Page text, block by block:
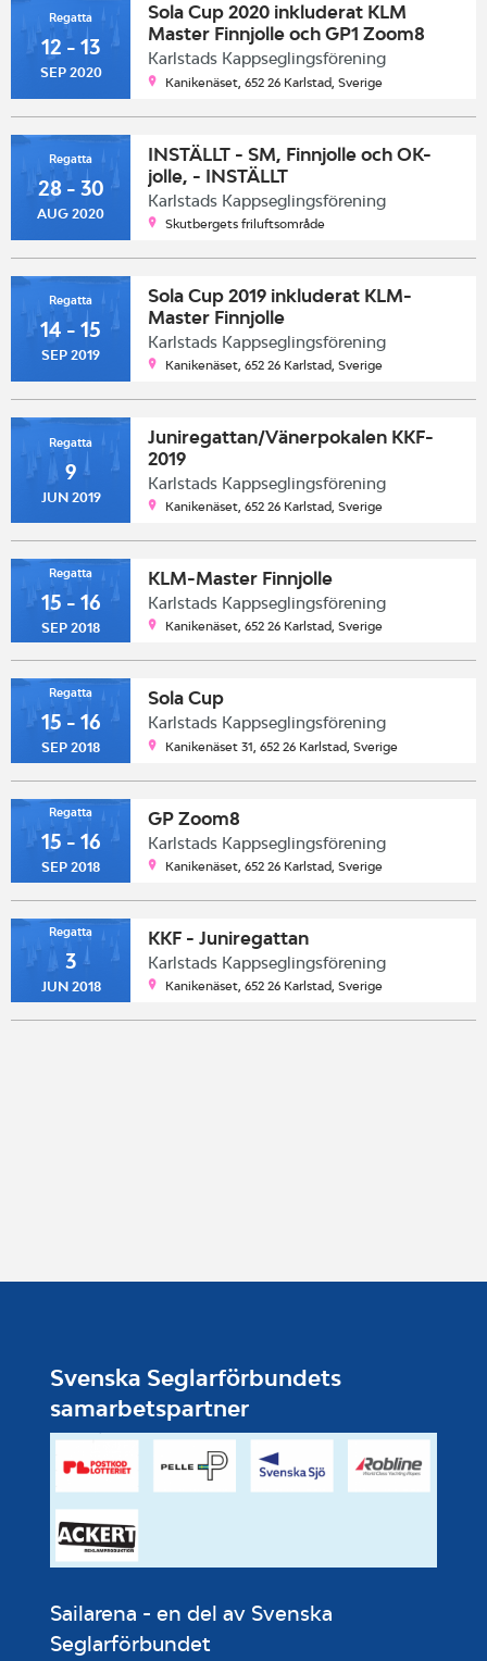
Regatta
12 - 13
SEP 2020
Sola Cup 2020 inkluderat KLM
Master Finnjolle och GP1 Zoom8
Karlstads Kappseglingsförening
Kanikenäset, 652 26 Karlstad, Sverige
Regatta
28 - 30
AUG 2020
INSTÄLLT - SM, Finnjolle och OK-
jolle, - INSTÄLLT
Karlstads Kappseglingsförening
Skutbergets friluftsområde
Regatta
14 - 15
SEP 2019
Sola Cup 2019 inkluderat KLM-
Master Finnjolle
Karlstads Kappseglingsförening
Kanikenäset, 652 26 Karlstad, Sverige
Regatta
9
JUN 2019
Juniregattan/Vänerpokalen KKF-
2019
Karlstads Kappseglingsförening
Kanikenäset, 652 26 Karlstad, Sverige
Regatta
15 - 16
SEP 2018
KLM-Master Finnjolle
Karlstads Kappseglingsförening
Kanikenäset, 652 26 Karlstad, Sverige
Regatta
15 - 16
SEP 2018
Sola Cup
Karlstads Kappseglingsförening
Kanikenäset 31, 652 26 Karlstad, Sverige
Regatta
15 - 16
SEP 2018
GP Zoom8
Karlstads Kappseglingsförening
Kanikenäset, 652 26 Karlstad, Sverige
Regatta
3
JUN 2018
KKF - Juniregattan
Karlstads Kappseglingsförening
Kanikenäset, 652 26 Karlstad, Sverige
Svenska Seglarförbundets
samarbetspartner
Sailarena - en del av Svenska
Seglarförbundet